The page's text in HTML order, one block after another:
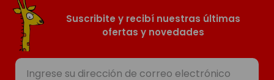
Suscribite y recibí nuestras últimas
ofertas y novedades